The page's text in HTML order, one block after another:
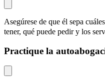
Asegúrese de que él sepa
tener, qué puede pedir y los
Practique la